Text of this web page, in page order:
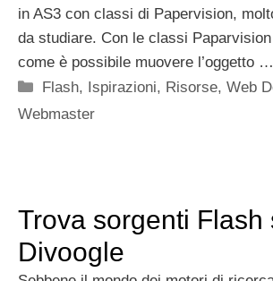
in AS3 con classi di Papervision,
da studiare. Con le classi
come è possibile muovere l’oggetto …
Categorie
Flash, Ispirazioni, Risorse,Web
Webmaster
Trova sorgenti Flash
Divoogle